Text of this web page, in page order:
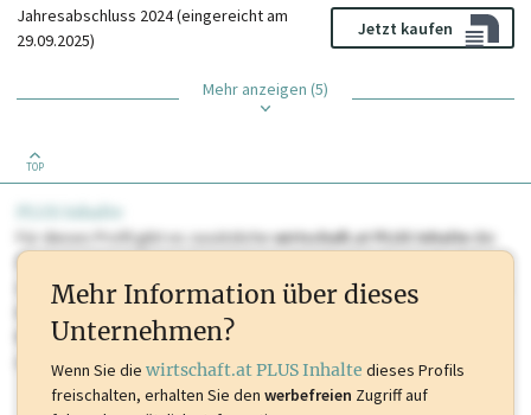
Jahresabschluss 2024 (eingereicht am
29.09.2025)
Jetzt kaufen
Mehr anzeigen (5)
TOP
PLUS Inhalte
Für dieses Profil gibt es zusätzlichewirtschaft.at PLUS Inhaltedie
Sie momentan nicht einsehen können. Schalten Sie dieses Profil frei
oder loggen Sie sich ein um diese Inhalte zu sehen. wirtschaft.at PLUS
Marken, Patente, Rechtstatsachen, OTS-Aussendungen, und viele
mehr.
Mehr Information über dieses
Unternehmen?
Wenn Sie die wirtschaft.at PLUS Inhalte dieses Profils
freischalten, erhalten Sie den werbefreien Zugriff auf